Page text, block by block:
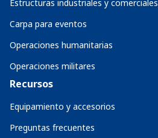
Estructuras industriales y comerciales
Carpa para eventos
Operaciones humanitarias
Operaciones militares
Recursos
Equipamiento y accesorios
Preguntas frecuentes